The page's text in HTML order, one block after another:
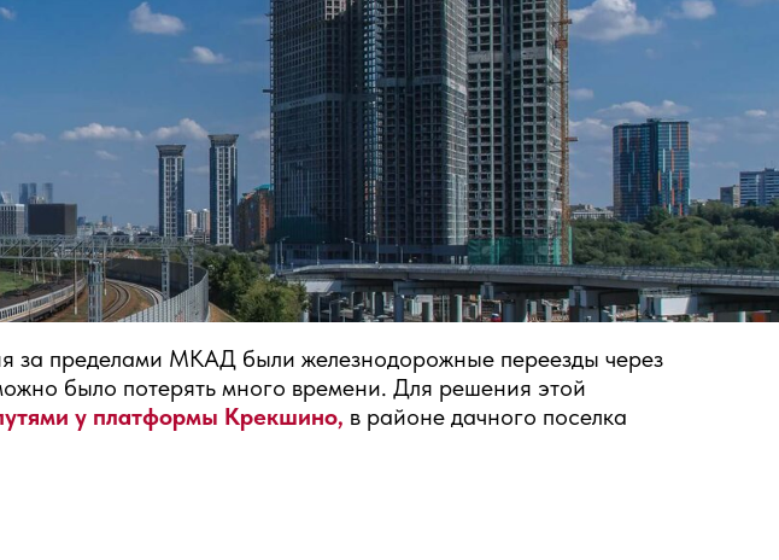
за пределами МКАД были железнодорожные переезды через
было потерять много времени. Для решения этой
у платформы Крекшино, в районе дачного поселка